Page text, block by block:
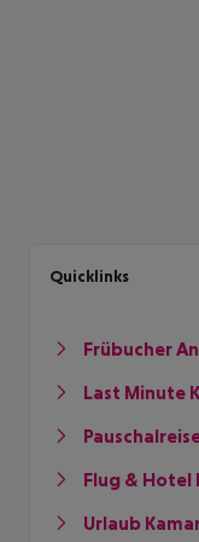
Quicklinks
Frübucher
Last Minute
Flug & Hotel
Urlaub